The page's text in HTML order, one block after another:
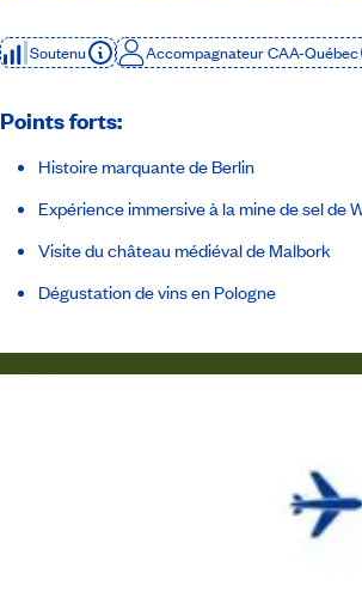
Soutenu Accompagnateur CAA-Québec
Points forts:
Histoire marquante de Berlin
Expérience immersive à la mine de sel de
Visite du château médiéval de Malbork
Dégustation de vins en Pologne